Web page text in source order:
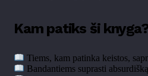
Kam patiks ši
Tiems, kam patinka keistos,
Bandantiems suprasti